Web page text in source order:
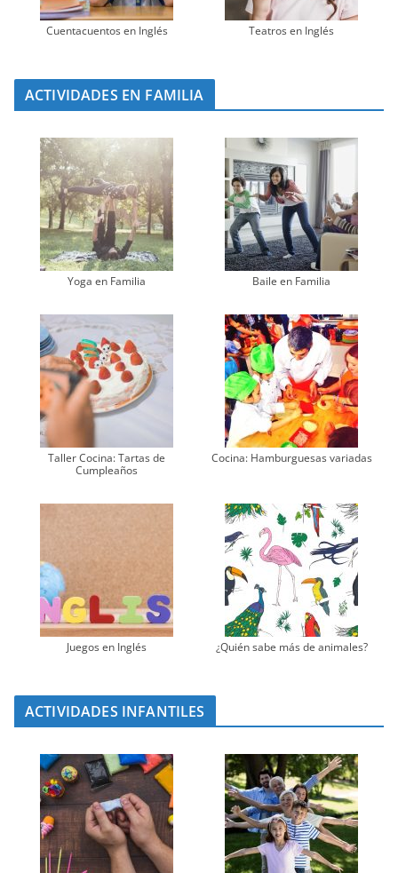
Cuentacuentos en Inglés Teatros en Inglés
ACTIVIDADES EN FAMILIA
Yoga en Familia Baile en Familia
Taller Cocina: Tartas de
Cumpleaños
Cocina: Hamburguesas variadas
Juegos en Inglés ¿Quién sabe más de animales?
ACTIVIDADES INFANTILES